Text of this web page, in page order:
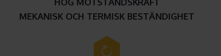
MEKANISK OCH TERMISK BESTÄNDIGHET